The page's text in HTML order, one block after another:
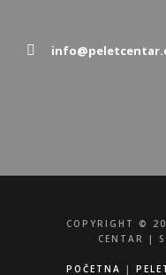
COPYRIGHT ©
CENTAR |
POČETNA |